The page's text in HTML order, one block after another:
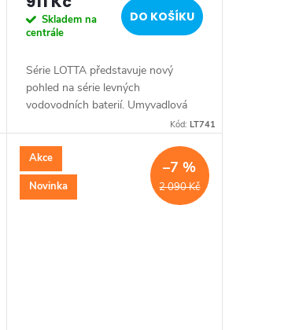
Skladem na
centrále
DO KOŠÍKU
Série LOTTA představuje nový
pohled na série levných
vodovodních baterií. Umyvadlová
stojánková baterie má dostatečnou
pohodlné omytí rukou. Série:...
Kód: LT741
Akce
Novinka
2 090 Kč
–7 %